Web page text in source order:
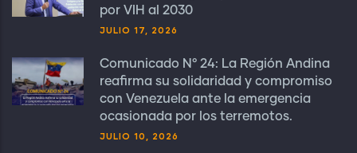
por VIH al 2030
JULIO 17, 2026
Comunicado N° 24: La Región Andina
reafirma su solidaridad y compromiso
con Venezuela ante la emergencia
ocasionada por los terremotos.
JULIO 10, 2026